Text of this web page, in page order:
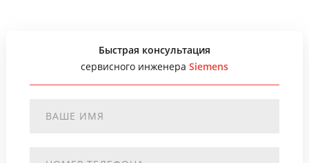
Быстрая консультация
сервисного инженера Siemens